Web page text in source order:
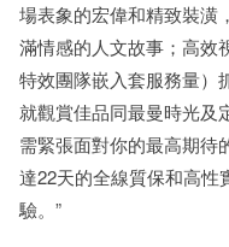
場表象的宏偉和精致裝潢
滿情感的人文故事；高效
特效團隊嵌入套服務量）
就觀賞佳品同最曼時光及
需緊張面對你的最高期待
達22天的全線質保和高性
驗。”